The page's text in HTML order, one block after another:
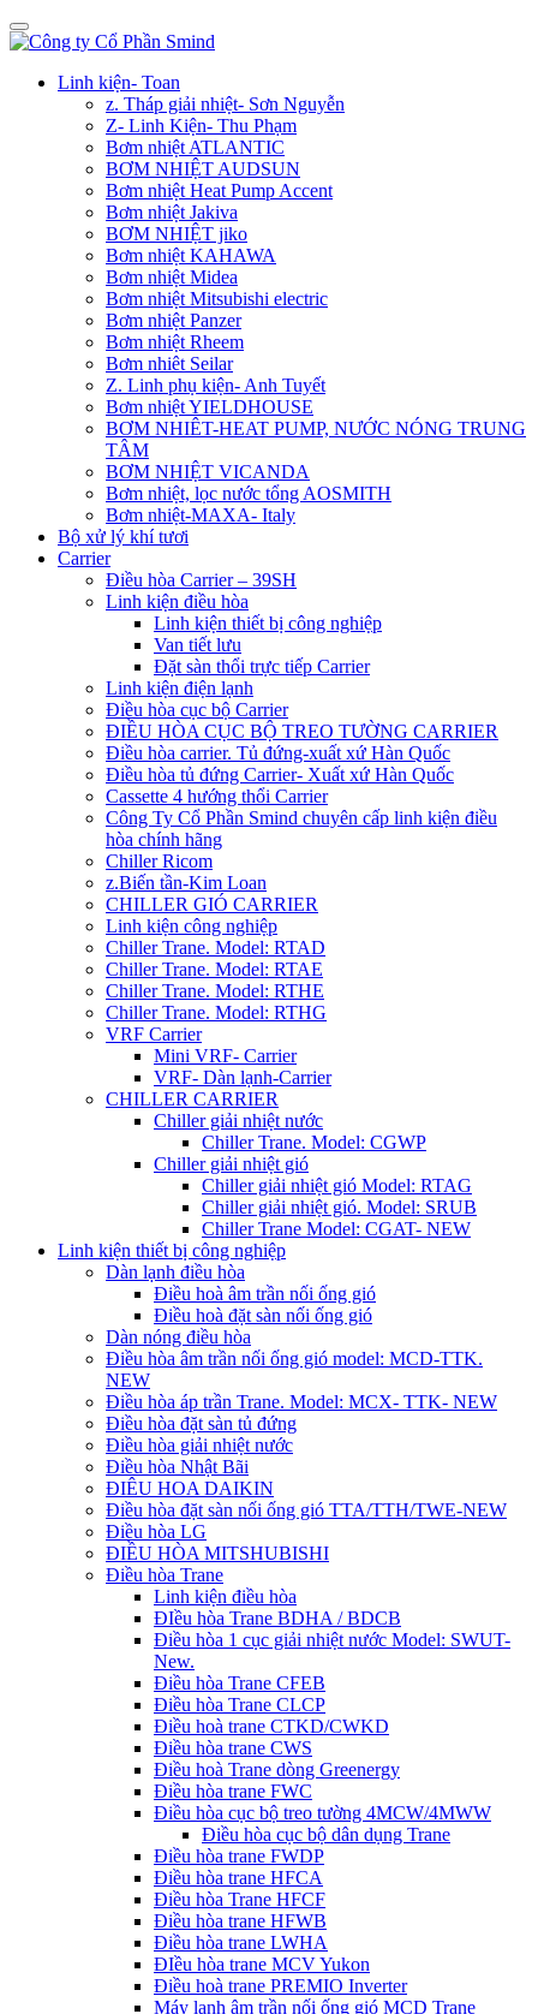
Linh kiện- Toan
z. Tháp giải nhiệt- Sơn Nguyễn
Z- Linh Kiện- Thu Phạm
Bơm nhiệt ATLANTIC
BƠM NHIỆT AUDSUN
Bơm nhiệt Heat Pump Accent
Bơm nhiệt Jakiva
BƠM NHIỆT jiko
Bơm nhiệt KAHAWA
Bơm nhiệt Midea
Bơm nhiệt Mitsubishi electric
Bơm nhiệt Panzer
Bơm nhiệt Rheem
Bơm nhiêt Seilar
Z. Linh phụ kiện- Anh Tuyết
Bơm nhiệt YIELDHOUSE
BƠM NHIÊT-HEAT PUMP, NƯỚC NÓNG TRUNG
TÂM
BƠM NHIỆT VICANDA
Bơm nhiệt, lọc nước tổng AOSMITH
Bơm nhiệt-MAXA- Italy
Bộ xử lý khí tươi
Carrier
Điều hòa Carrier – 39SH
Linh kiện điều hòa
Linh kiện thiết bị công nghiệp
Van tiết lưu
Đặt sàn thổi trực tiếp Carrier
Linh kiện điện lạnh
Điều hòa cục bộ Carrier
ĐIỀU HÒA CỤC BỘ TREO TƯỜNG CARRIER
Điều hòa carrier. Tủ đứng-xuất xứ Hàn Quốc
Điều hòa tủ đứng Carrier- Xuất xứ Hàn Quốc
Cassette 4 hướng thổi Carrier
Công Ty Cổ Phần Smind chuyên cấp linh kiện điều
hòa chính hãng
Chiller Ricom
z.Biến tần-Kim Loan
CHILLER GIÓ CARRIER
Linh kiện công nghiệp
Chiller Trane. Model: RTAD
Chiller Trane. Model: RTAE
Chiller Trane. Model: RTHE
Chiller Trane. Model: RTHG
VRF Carrier
Mini VRF- Carrier
VRF- Dàn lạnh-Carrier
CHILLER CARRIER
Chiller giải nhiệt nước
Chiller Trane. Model: CGWP
Chiller giải nhiệt gió
Chiller giải nhiệt gió Model: RTAG
Chiller giải nhiệt gió. Model: SRUB
Chiller Trane Model: CGAT- NEW
Linh kiện thiết bị công nghiệp
Dàn lạnh điều hòa
Điều hoà âm trần nối ống gió
Điều hoà đặt sàn nối ống gió
Dàn nóng điều hòa
Điều hòa âm trần nối ống gió model: MCD-TTK.
NEW
Điều hòa áp trần Trane. Model: MCX- TTK- NEW
Điều hòa đặt sàn tủ đứng
Điều hòa giải nhiệt nước
Điều hòa Nhật Bãi
ĐIÊU HOA DAIKIN
Điều hòa đặt sàn nối ống gió TTA/TTH/TWE-NEW
Điều hòa LG
ĐIỀU HÒA MITSHUBISHI
Điều hòa Trane
Linh kiện điều hòa
ĐIều hòa Trane BDHA / BDCB
Điều hòa 1 cục giải nhiệt nước Model: SWUT-
New.
Điều hòa Trane CFEB
Điều hòa Trane CLCP
Điều hoà trane CTKD/CWKD
Điều hòa trane CWS
Điều hoà Trane dòng Greenergy
Điều hòa trane FWC
Điều hòa cục bộ treo tường 4MCW/4MWW
Điều hòa cục bộ dân dụng Trane
Điều hòa trane FWDP
Điều hòa trane HFCA
Điều hòa Trane HFCF
Điều hòa trane HFWB
Điều hòa trane LWHA
ĐIều hòa trane MCV Yukon
Điều hoà trane PREMIO Inverter
Máy lạnh âm trần nối ống gió MCD Trane